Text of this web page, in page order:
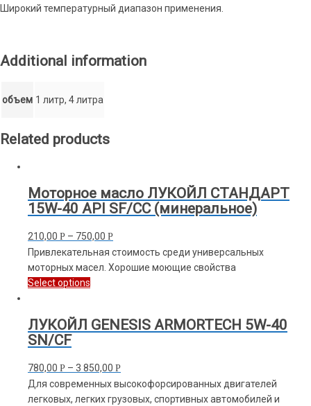
Широкий температурный диапазон применения.
Additional information
объем 1 литр, 4 литра
Related products
Моторное масло ЛУКОЙЛ СТАНДАРТ
15W-40 API SF/CC (минеральное)
210,00 Р – 750,00 Р
Привлекательная стоимость среди универсальных
моторных масел. Хорошие моющие свойства
Select options
ЛУКОЙЛ GENESIS ARMORTECH 5W-40
SN/CF
780,00 Р – 3 850,00 Р
Для современных высокофорсированных двигателей
легковых, легких грузовых, спортивных автомобилей и